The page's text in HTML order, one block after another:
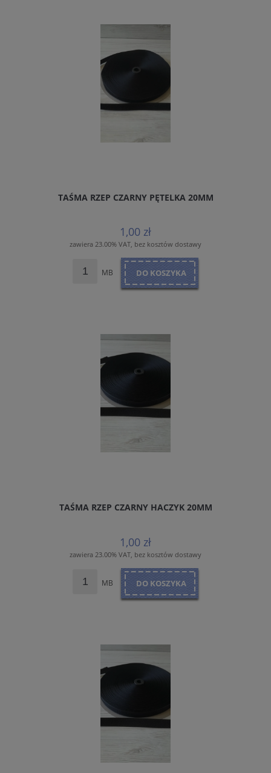
TAŚMA RZEP CZARNY PĘTELKA 20MM
1,00 zł
zawiera 23.00% VAT, bez kosztów dostawy
MB DO KOSZYKA
TAŚMA RZEP CZARNY HACZYK 20MM
1,00 zł
zawiera 23.00% VAT, bez kosztów dostawy
MB DO KOSZYKA